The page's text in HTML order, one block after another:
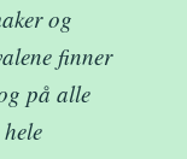
og
finner
på alle